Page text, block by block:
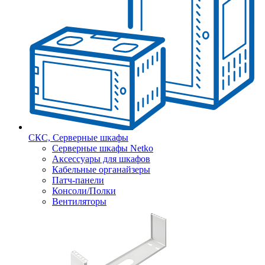
СКС, Серверные шкафы
Серверные шкафы Netko
Аксессуары для шкафов
Кабельные органайзеры
Патч-панели
Консоли/Полки
Вентиляторы